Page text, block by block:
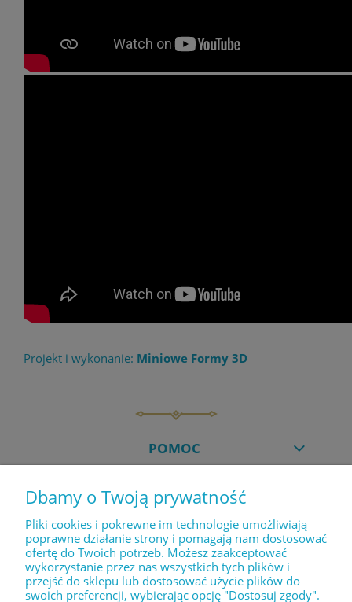
Projekt i wykonanie: Miniowe Formy 3D
POMOC
MOJE KONTO
PŁATNOŚCI I DOSTAWA
Dbamy o Twoją prywatność
Pliki cookies i pokrewne im technologie umożliwiają
poprawne działanie strony i pomagają nam dostosować
ofertę do Twoich potrzeb. Możesz zaakceptować
wykorzystanie przez nas wszystkich tych plików i
przejść do sklepu lub dostosować użycie plików do
swoich preferencji, wybierając opcję "Dostosuj zgody".